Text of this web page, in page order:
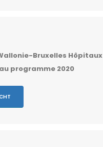
Bruxelles Hôpitaux
programme 2020